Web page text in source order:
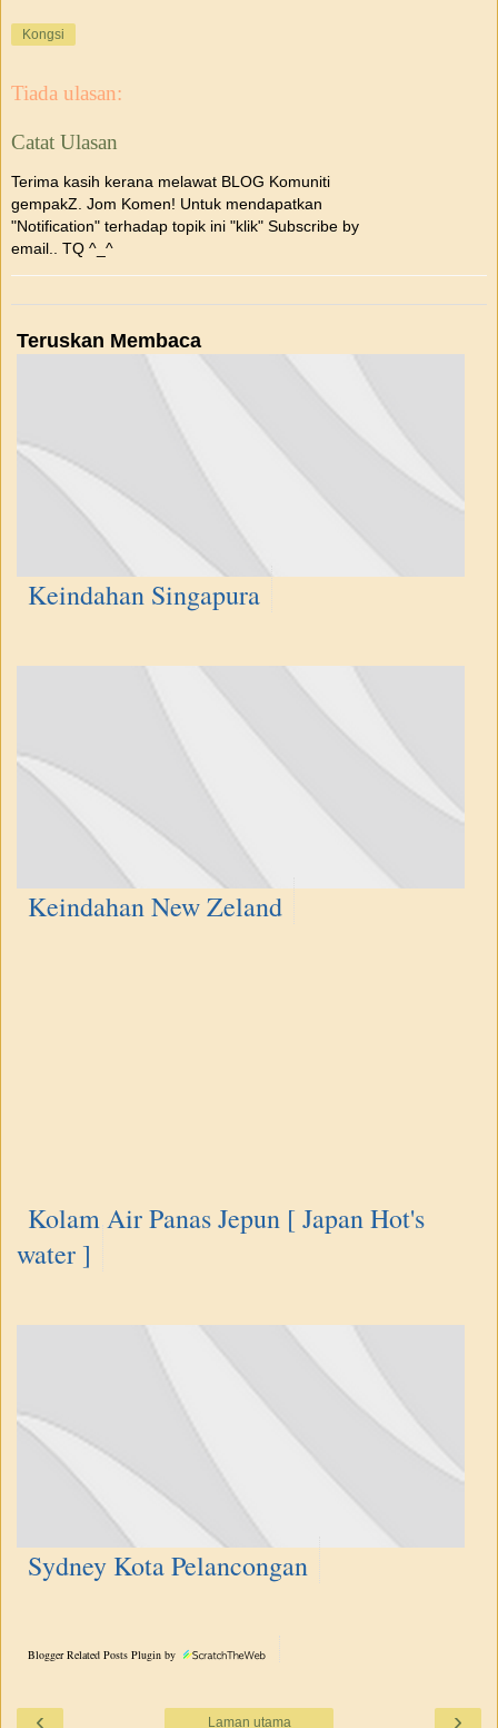
Kongsi
Tiada ulasan:
Catat Ulasan
Terima kasih kerana melawat BLOG Komuniti
gempakZ. Jom Komen! Untuk mendapatkan
"Notification" terhadap topik ini "klik" Subscribe by
email.. TQ ^_^
Teruskan Membaca
Keindahan Singapura
Keindahan New Zeland
Kolam Air Panas Jepun [ Japan Hot's
water ]
Sydney Kota Pelancongan
Blogger Related Posts Plugin by
‹ ›
Laman utama